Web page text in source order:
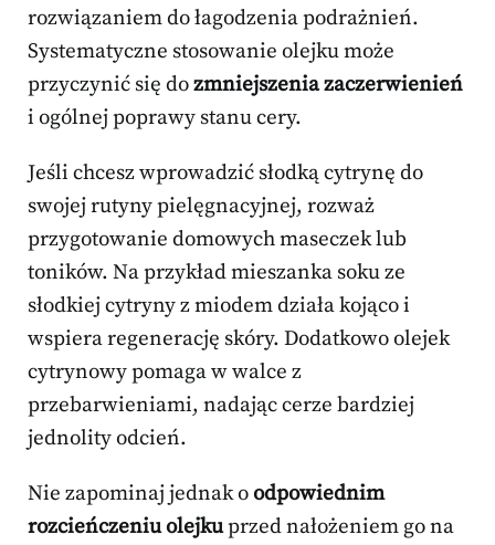
rozwiązaniem do łagodzenia podrażnień.
Systematyczne stosowanie olejku może
przyczynić się dozmniejszenia zaczerwienień
i ogólnej poprawy stanu cery.
Jeśli chcesz wprowadzić słodką cytrynę do
swojej rutyny pielęgnacyjnej, rozważ
przygotowanie domowych maseczek lub
toników. Na przykład mieszanka soku ze
słodkiej cytryny z miodem działa kojąco i
wspiera regenerację skóry. Dodatkowo olejek
cytrynowy pomaga w walce z
przebarwieniami, nadając cerze bardziej
jednolity odcień.
Nie zapominaj jednak oodpowiednim
rozcieńczeniu olejkuprzed nałożeniem go na